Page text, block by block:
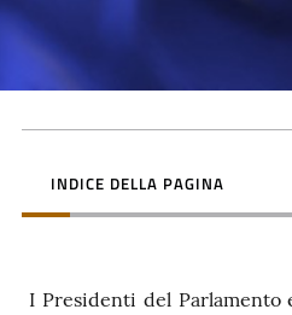
INDICE DELLA PAGINA
I Presidenti del Parlamento